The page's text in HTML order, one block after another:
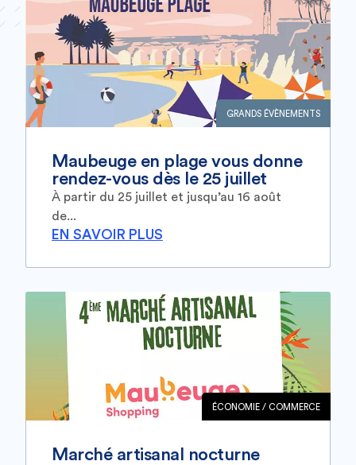
GRANDS ÉVÈNEMENTS
Maubeuge en plage vous donne
rendez-vous dès le 25 juillet
À partir du 25 juillet et jusqu’au 16 août
de...
EN SAVOIR PLUS
ÉCONOMIE / COMMERCE
Marché artisanal nocturne